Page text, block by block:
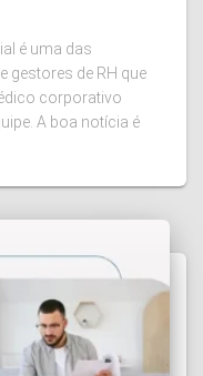
é uma das
gestores de RH que
corporativo
A boa notícia é